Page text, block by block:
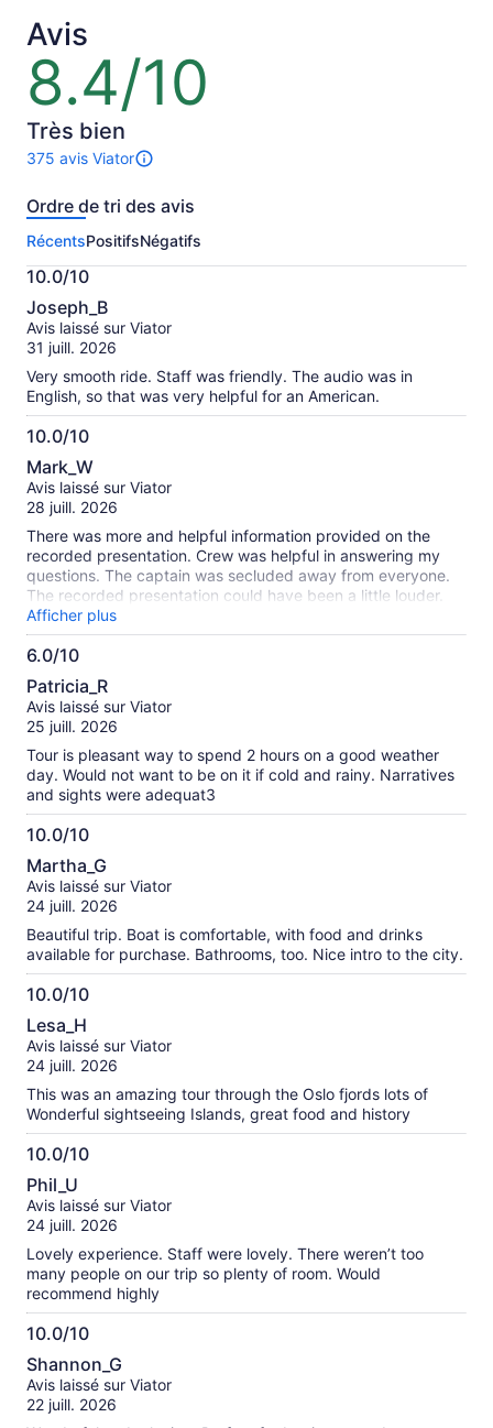
adulte
Avis
8.4/10
8.4
sur
10
Très bien
375 avis Viator
Il
a
sur
cette
activité.
Plus
de
renseignements
les
avis
vérifiés
Ordre de tri des avis
RécentsPositifsNégatifs
10.0/10
10.0
sur
10
Joseph_B
Avis laissé sur Viator
31 juill. 2026
Very smooth ride. Staff was friendly. The audio was in
English, so that was very helpful for an American.
10.0/10
10.0
sur
10
Mark_W
Avis laissé sur Viator
28 juill. 2026
There was more and helpful information provided on the
recorded presentation. Crew was helpful in answering my
questions. The captain was secluded away from everyone.
The recorded presentation could have been a little louder.
Although I didn’t ask for them to do that.
Afficher plus
6.0/10
6.0
sur
10
Patricia_R
Avis laissé sur Viator
25 juill. 2026
Tour is pleasant way to spend 2 hours on a good weather
day. Would not want to be on it if cold and rainy. Narratives
and sights were adequat3
10.0/10
10.0
sur
10
Martha_G
Avis laissé sur Viator
24 juill. 2026
Beautiful trip. Boat is comfortable, with food and drinks
available for purchase. Bathrooms, too. Nice intro to the city.
10.0/10
10.0
sur
10
Lesa_H
Avis laissé sur Viator
24 juill. 2026
This was an amazing tour through the Oslo fjords lots of
Wonderful sightseeing Islands, great food and history
10.0/10
10.0
sur
10
Phil_U
Avis laissé sur Viator
24 juill. 2026
Lovely experience. Staff were lovely. There weren’t too
many people on our trip so plenty of room. Would
recommend highly
10.0/10
10.0
sur
10
Shannon_G
Avis laissé sur Viator
22 juill. 2026